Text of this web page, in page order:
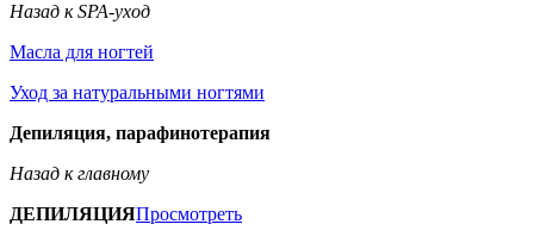
Назад к SPA-уход
Масла для ногтей
Уход за натуральными ногтями
Депиляция, парафинотерапия
Назад к главному
ДЕПИЛЯЦИЯПросмотреть